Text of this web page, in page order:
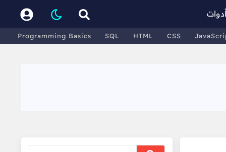
أدوات
Programming Basics SQL HTML CSS